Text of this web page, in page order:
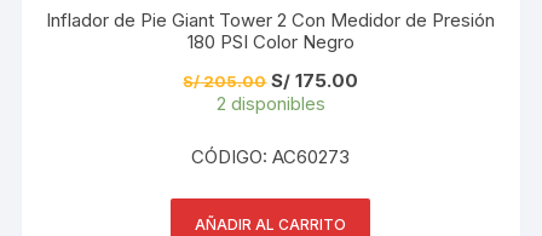
Inflador de Pie Giant Tower 2 Con Medidor de Presión
180 PSI Color Negro
S/205.00 El
precio
original
S/ 205.00.
S/ 175.00
2 disponibles
CÓDIGO: AC60273
AÑADIR AL CARRITO